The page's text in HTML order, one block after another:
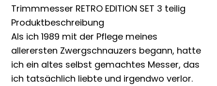
Trimmmesser RETRO EDITION SET 3 teilig
Produktbeschreibung
Als ich 1989 mit der Pflege meines
allerersten Zwergschnauzers begann, hatte
ich ein altes selbst gemachtes Messer, das
ich tatsächlich liebte und irgendwo verlor.